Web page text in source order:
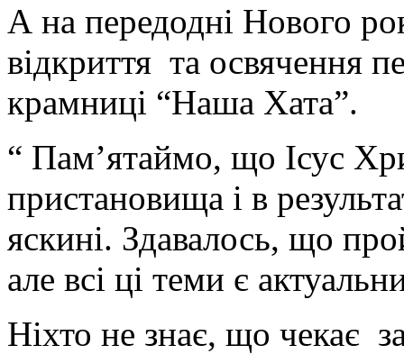
А на передодні Нового
відкриття та освячення
крамниці “Наша Хата”.
“ Пам’ятаймо, що Ісус
пристановища і в
яскині. Здавалось, що
але всі ці теми є
Ніхто не знає, що чекає